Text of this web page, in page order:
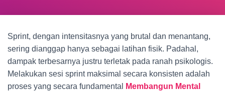
Sprint, dengan intensitasnya yang brutal dan menantang,
sering dianggap hanya sebagai latihan fisik. Padahal,
dampak terbesarnya justru terletak pada ranah psikologis.
Melakukan sesi sprint maksimal secara konsisten adalah
proses yang secara fundamental
Membangun Mental